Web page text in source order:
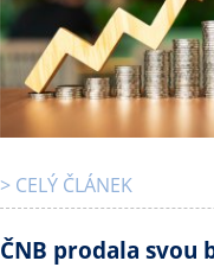
> CELÝ ČLÁNEK
ČNB prodala svou